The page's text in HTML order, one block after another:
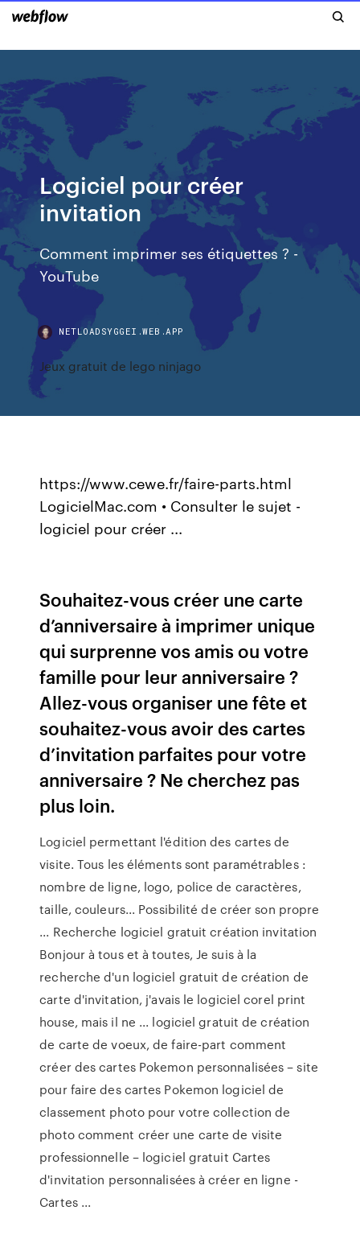
Logiciel pour créer
invitation
Comment imprimer ses étiquettes ? -
YouTube
NETLOADSYGGEI.WEB.APP
Jeux gratuit de lego ninjago
https://www.cewe.fr/faire-parts.html
LogicielMac.com • Consulter le sujet -
logiciel pour créer ...
Souhaitez-vous créer une carte
d’anniversaire à imprimer unique
qui surprenne vos amis ou votre
famille pour leur anniversaire ?
Allez-vous organiser une fête et
souhaitez-vous avoir des cartes
d’invitation parfaites pour votre
anniversaire ? Ne cherchez pas
plus loin.
Logiciel permettant l'édition des cartes de
visite. Tous les éléments sont paramétrables :
nombre de ligne, logo, police de caractères,
taille, couleurs... Possibilité de créer son propre
... Recherche logiciel gratuit création invitation
Bonjour à tous et à toutes, Je suis à la
recherche d'un logiciel gratuit de création de
carte d'invitation, j'avais le logiciel corel print
house, mais il ne ... logiciel gratuit de création
de carte de voeux, de faire-part comment
créer des cartes Pokemon personnalisées – site
pour faire des cartes Pokemon logiciel de
classement photo pour votre collection de
photo comment créer une carte de visite
professionnelle – logiciel gratuit Cartes
d'invitation personnalisées à créer en ligne -
Cartes ...